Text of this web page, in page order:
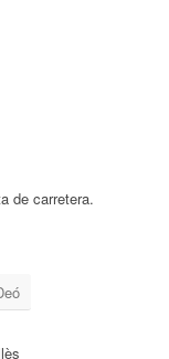
de carretera.